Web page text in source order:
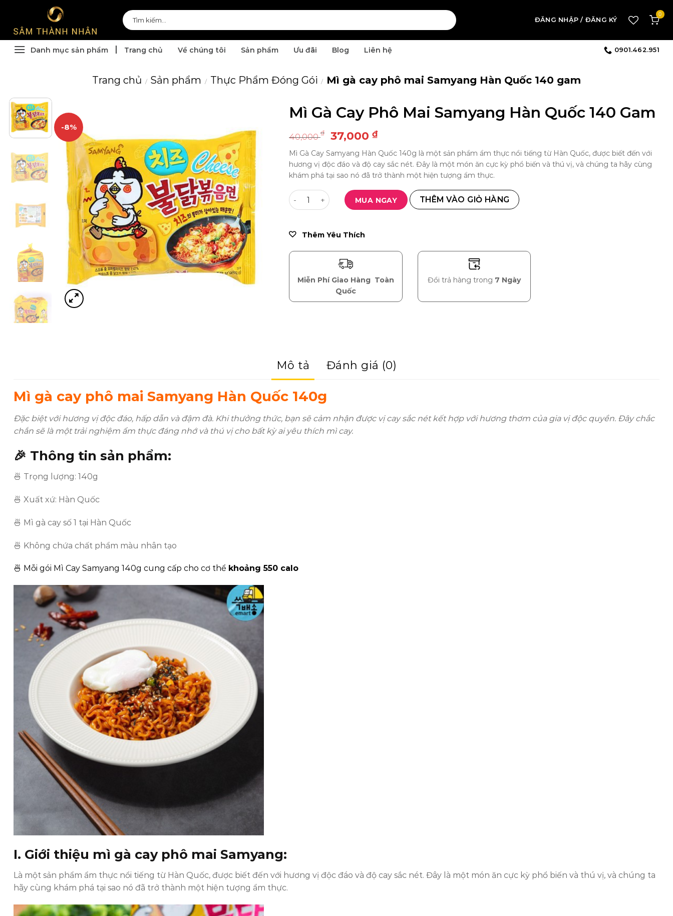
content
Tìm
kiếm:
ĐĂNG NHẬP / ĐĂNG KÝ
0
Danh mục sản phẩm Trang chủ Về chúng tôi Sản phẩm Ưu đãi Blog Liên hệ 0901.462.951
Trang chủ / Sản phẩm / Thực Phẩm Đóng Gói / Mì gà cay phô mai Samyang Hàn Quốc 140 gam
-8%
Thêm
yêu
thích
Mì Gà Cay Phô Mai Samyang Hàn Quốc 140 Gam
40,000₫
Giá
gốc
là:
40,000 ₫.
37,000 ₫Giá
hiện
tại
là:
37,000 ₫.
Mì Gà Cay Samyang Hàn Quốc 140g là một sản phẩm ẩm thực nổi tiếng từ Hàn Quốc, được biết đến với
hương vị độc đáo và độ cay sắc nét. Đây là một món ăn cực kỳ phổ biến và thú vị, và chúng ta hãy cùng
khám phá tại sao nó đã trở thành một hiện tượng ẩm thực.
Mì gà cay phô mai Samyang Hàn Quốc 140 gam số lượng
MUA NGAY THÊM VÀO GIỎ HÀNG
Thêm Yêu Thích
Miễn Phí Giao Hàng Toàn
Quốc
Đổi trả hàng trong 7 Ngày
Mô tả Đánh giá (0)
Mì gà cay phô mai Samyang Hàn Quốc 140g
Đặc biệt với hương vị độc đáo, hấp dẫn và đậm đà. Khi thưởng thức, bạn sẽ cảm nhận được vị cay sắc nét kết hợp với hương thơm của gia vị độc quyền. Đây chắc
chắn sẽ là một trải nghiệm ẩm thực đáng nhớ và thú vị cho bất kỳ ai yêu thích mì cay.
🎉 Thông tin sản phẩm:
🍜 Trọng lượng: 140g
🍜 Xuất xứ: Hàn Quốc
🍜 Mì gà cay số 1 tại Hàn Quốc
🍜 Không chứa chất phẩm màu nhân tạo
🍜 Mỗi gói Mì Cay Samyang 140g cung cấp cho cơ thể khoảng 550 calo
I. Giới thiệu mì gà cay phô mai Samyang:
Là một sản phẩm ẩm thực nổi tiếng từ Hàn Quốc, được biết đến với hương vị độc đáo và độ cay sắc nét. Đây là một món ăn cực kỳ phổ biến và thú vị, và chúng ta
hãy cùng khám phá tại sao nó đã trở thành một hiện tượng ẩm thực.